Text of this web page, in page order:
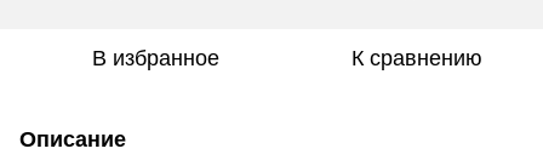
В избранное К сравнению
Описание